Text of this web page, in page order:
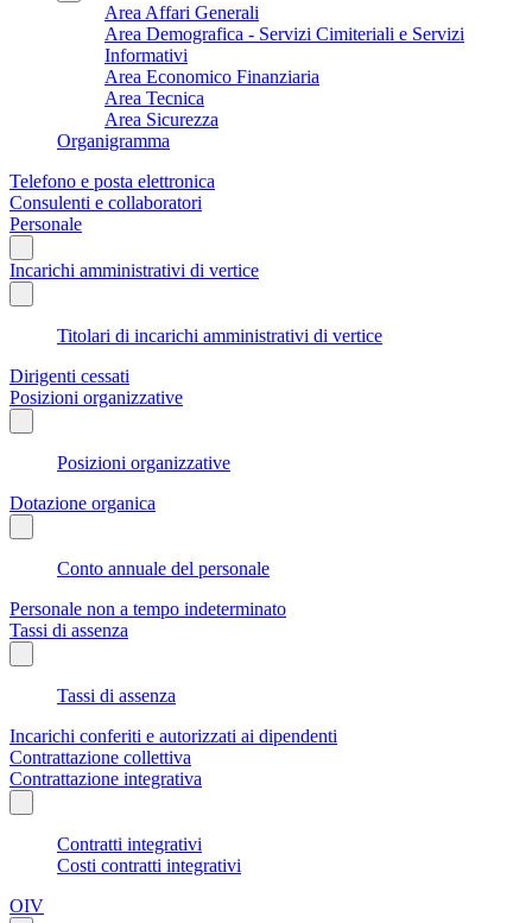
Area Affari Generali
Area Demografica - Servizi Cimiteriali e Servizi
Informativi
Area Economico Finanziaria
Area Tecnica
Area Sicurezza
Organigramma
Telefono e posta elettronica
Consulenti e collaboratori
Personale
Incarichi amministrativi di vertice
Titolari di incarichi amministrativi di vertice
Dirigenti cessati
Posizioni organizzative
Posizioni organizzative
Dotazione organica
Conto annuale del personale
Personale non a tempo indeterminato
Tassi di assenza
Tassi di assenza
Incarichi conferiti e autorizzati ai dipendenti
Contrattazione collettiva
Contrattazione integrativa
Contratti integrativi
Costi contratti integrativi
OIV